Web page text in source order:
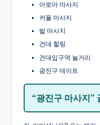
아로마 마사지
커플 마사지
발 마사지
건대 힐링
건대입구역 놀거리
광진구 데이트
“광진구 마사지”